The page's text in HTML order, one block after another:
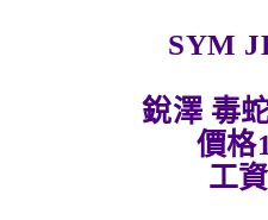
SYM
銳澤 毒
價格
工